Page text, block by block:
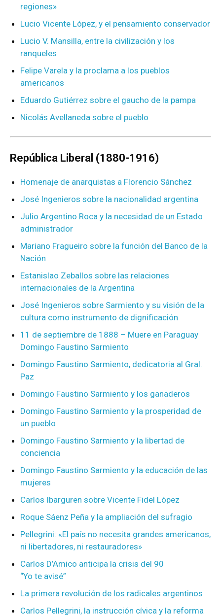
regiones»
Lucio Vicente López, y el pensamiento conservador
Lucio V. Mansilla, entre la civilización y los
ranqueles
Felipe Varela y la proclama a los pueblos
americanos
Eduardo Gutiérrez sobre el gaucho de la pampa
Nicolás Avellaneda sobre el pueblo
República Liberal (1880-1916)
Homenaje de anarquistas a Florencio Sánchez
José Ingenieros sobre la nacionalidad argentina
Julio Argentino Roca y la necesidad de un Estado
administrador
Mariano Fragueiro sobre la función del Banco de la
Nación
Estanislao Zeballos sobre las relaciones
internacionales de la Argentina
José Ingenieros sobre Sarmiento y su visión de la
cultura como instrumento de dignificación
11 de septiembre de 1888 – Muere en Paraguay
Domingo Faustino Sarmiento
Domingo Faustino Sarmiento, dedicatoria al Gral.
Paz
Domingo Faustino Sarmiento y los ganaderos
Domingo Faustino Sarmiento y la prosperidad de
un pueblo
Domingo Faustino Sarmiento y la libertad de
conciencia
Domingo Faustino Sarmiento y la educación de las
mujeres
Carlos Ibarguren sobre Vicente Fidel López
Roque Sáenz Peña y la ampliación del sufragio
Pellegrini: «El país no necesita grandes americanos,
ni libertadores, ni restauradores»
Carlos D’Amico anticipa la crisis del 90
“Yo te avisé”
La primera revolución de los radicales argentinos
Carlos Pellegrini, la instrucción cívica y la reforma